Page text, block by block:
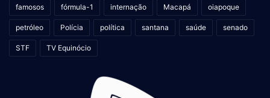
famosos fórmula-1 internação Macapá oiapoque
petróleo Polícia política santana saúde senado
STF TV Equinócio